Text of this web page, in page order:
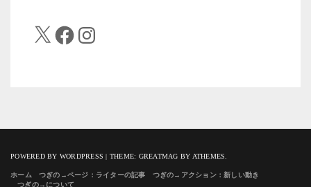
X FacebookInstagram
POWERED BY WORDPRESS | THEME: GREATMAG BY ATHEMES.
ホーム つぎの→ページ：ライターの記事
つぎの→アクション：新しい動き
つぎの→について